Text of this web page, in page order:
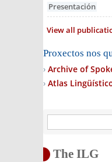
Presentación
View all
Proxectos nos
Archive of
Atlas
The ILG